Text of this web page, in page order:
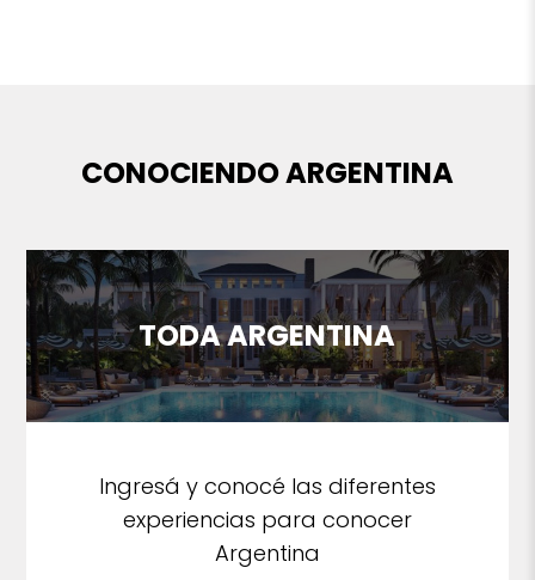
CONOCIENDO ARGENTINA
TODA ARGENTINA
Ingresá y conocé las diferentes
experiencias para conocer
Argentina